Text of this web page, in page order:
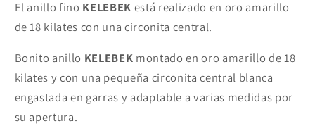
El anillo fino KELEBEK está realizado en oro amarillo
de 18 kilates con una circonita central.
Bonito anillo KELEBEK montado en oro amarillo de 18
kilates y con una pequeña circonita central blanca
engastada en garras y adaptable a varias medidas por
su apertura.